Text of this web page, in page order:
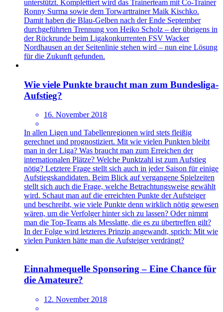
unterstützt. Komplettiert wird das Trainerteam mit Co-Trainer
Ronny Surma sowie dem Torwarttrainer Maik Kischko.
Damit haben die Blau-Gelben nach der Ende September
durchgeführten Trennung von Heiko Scholz – der übrigens in
der Rückrunde beim Ligakonkurrenten FSV Wacker
Nordhausen an der Seitenlinie stehen wird – nun eine Lösung
für die Zukunft gefunden.
Wie viele Punkte braucht man zum Bundesliga-
Aufstieg?
16. November 2018
In allen Ligen und Tabellenregionen wird stets fleißig
gerechnet und prognostiziert. Mit wie vielen Punkten bleibt
man in der Liga? Was braucht man zum Erreichen der
internationalen Plätze? Welche Punktzahl ist zum Aufstieg
nötig? Letztere Frage stellt sich auch in jeder Saison für einige
Aufstiegskandidaten. Beim Blick auf vergangene Spielzeiten
stellt sich auch die Frage, welche Betrachtungsweise gewählt
wird. Schaut man auf die erreichten Punkte der Aufsteiger
und beschreibt, wie viele Punkte denn wirklich nötig gewesen
wären, um die Verfolger hinter sich zu lassen? Oder nimmt
man die Top-Teams als Messlatte, die es zu übertreffen gilt?
In der Folge wird letzteres Prinzip angewandt, sprich: Mit wie
vielen Punkten hätte man die Aufsteiger verdrängt?
Einnahmequelle Sponsoring – Eine Chance für
die Amateure?
12. November 2018